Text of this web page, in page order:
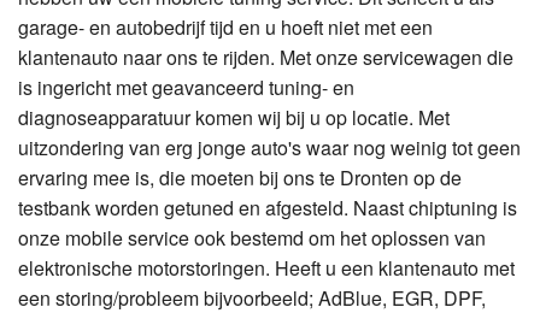
garage- en autobedrijf tijd en u hoeft niet met een
klantenauto naar ons te rijden. Met onze servicewagen die
is ingericht met geavanceerd tuning- en
diagnoseapparatuur komen wij bij u op locatie. Met
uitzondering van erg jonge auto's waar nog weinig tot geen
ervaring mee is, die moeten bij ons te Dronten op de
testbank worden getuned en afgesteld. Naast chiptuning is
onze mobile service ook bestemd om het oplossen van
elektronische motorstoringen. Heeft u een klantenauto met
een storing/probleem bijvoorbeeld; AdBlue, EGR, DPF,